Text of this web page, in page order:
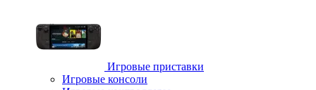
Игровые приставки
Игровые консоли